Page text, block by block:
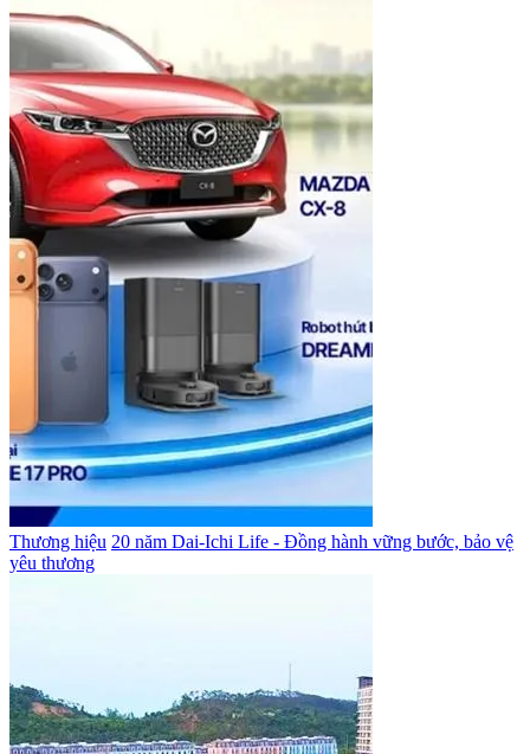
Thương hiệu 20 năm Dai-Ichi Life - Đồng hành vững bước, bảo vệ
yêu thương